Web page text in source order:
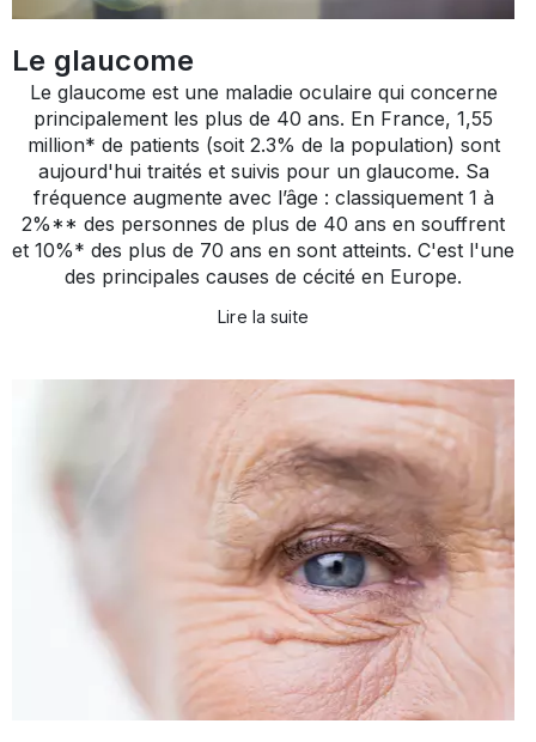
Le glaucome
Le glaucome est une maladie oculaire qui concerne
principalement les plus de 40 ans. En France, 1,55
million* de patients (soit 2.3% de la population) sont
aujourd'hui traités et suivis pour un glaucome. Sa
fréquence augmente avec l’âge : classiquement 1 à
2%** des personnes de plus de 40 ans en souffrent
et 10%* des plus de 70 ans en sont atteints. C'est l'une
des principales causes de cécité en Europe.
Lire la suite